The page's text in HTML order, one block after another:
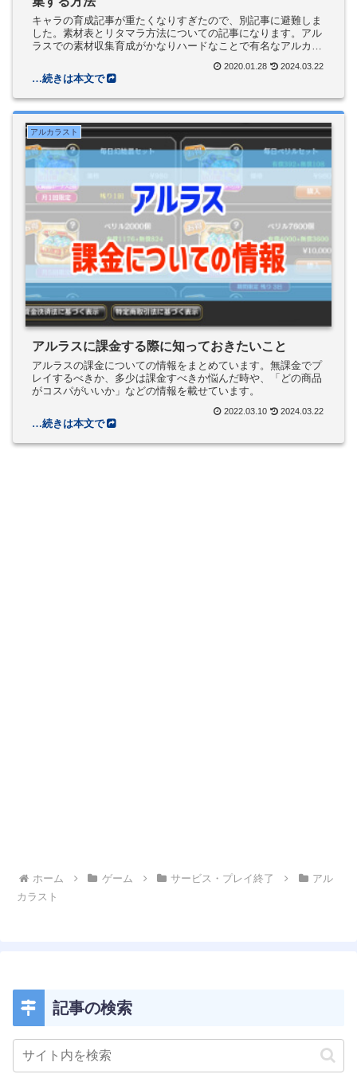
キャラの育成記事が重たくなりすぎたので、別記事に避難しま
した。素材表とリタマラ方法についての記事になります。アル
ラスでの素材収集育成がかなりハードなことで有名なアルカラ
プ（防具）素材を...
2020.01.28 2024.03.22
アルカラスト
アルラスに課金する際に知っておきたいこと
アルラスの課金についての情報をまとめています。無課金でプ
レイするべきか、多少は課金すべきか悩んだ時や、「どの商品
がコスパがいいか」などの情報を載せています。
2022.03.10 2024.03.22
ホーム ゲーム サービス・プレイ終了
アル
カラスト
記事の検索